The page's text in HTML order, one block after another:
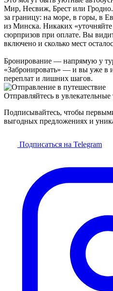
Мир, Несвиж, Брест или
за границу: на море, в горы, в
из Минска. Никаких
сюрпризов при оплате. Вы
включено и сколько мест
Бронирование — напрямую у
«Забронировать» — и вы уже в
переплат и лишних шагов.
Отправляйтесь в
Подписывайтесь, чтобы
выгодных предложениях и
Подписаться на Telegram